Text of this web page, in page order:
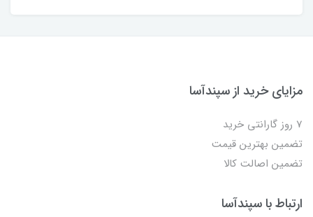
مزایای خرید از سپندآسا
7 روز گارانتی خرید
تضمین بهترین قیمت
تضمین اصالت کالا
ارتباط با سپندآسا